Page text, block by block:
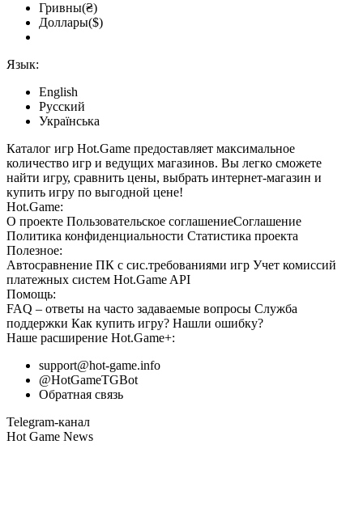
Гривны(₴)
Доллары($)
Язык:
English
Русский
Українська
Каталог игр Hot.Game предоставляет максимальное
количество игр и ведущих магазинов. Вы легко сможете
найти игру, сравнить цены, выбрать интернет-магазин и
купить игру по выгодной цене!
Hot.Game:
О проекте Пользовательское соглашениеСоглашение
Политика конфиденциальности Статистика проекта
Полезное:
Автосравнение ПК с сис.требованиями игр Учет комиссий
платежных систем Hot.Game API
Помощь:
FAQ – ответы на часто задаваемые вопросы Служба
поддержки Как купить игру? Нашли ошибку?
Наше расширение Hot.Game+:
support@hot-game.info
@HotGameTGBot
Обратная связь
Telegram-канал
Hot Game News